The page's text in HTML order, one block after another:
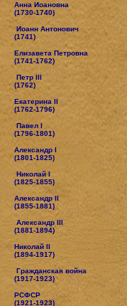
Анна Иоановна
(1730-1740)
Иоанн Антонович
(1741)
Елизавета Петровна
(1741-1762)
Петр III
(1762)
Екатерина II
(1762-1796)
Павел I
(1796-1801)
Александр I
(1801-1825)
Николай I
(1825-1855)
Александр II
(1855-1881)
Александр III
(1881-1894)
Николай II
(1894-1917)
Гражданская война
(1917-1923)
РСФСР
(1921-1923)